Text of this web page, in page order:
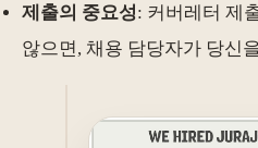
제출의 중요성: 커버레터 제
않으면, 채용 담당자가 당신